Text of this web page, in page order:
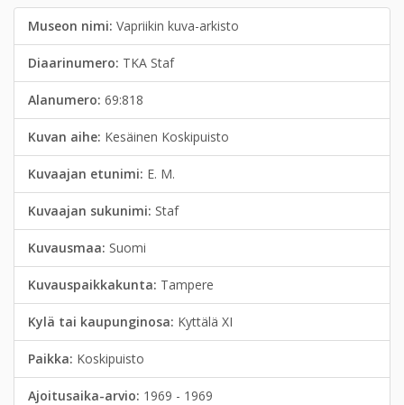
Museon nimi: Vapriikin kuva-arkisto
Diaarinumero: TKA Staf
Alanumero: 69:818
Kuvan aihe: Kesäinen Koskipuisto
Kuvaajan etunimi: E. M.
Kuvaajan sukunimi: Staf
Kuvausmaa: Suomi
Kuvauspaikkakunta: Tampere
Kylä tai kaupunginosa: Kyttälä XI
Paikka: Koskipuisto
Ajoitusaika-arvio: 1969 - 1969